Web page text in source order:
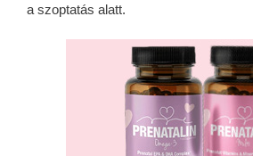
a szoptatás alatt.